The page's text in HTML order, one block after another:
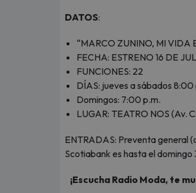
DATOS:
“MARCO ZUNINO, MI VIDA
FECHA: ESTRENO 16 DE
FUNCIONES: 22
DÍAS: jueves a sábados 8:00
Domingos: 7:00 p.m.
LUGAR: TEATRO NOS (Av.
ENTRADAS: Preventa general
Scotiabank es hasta el
¡Escucha Radio Moda, te